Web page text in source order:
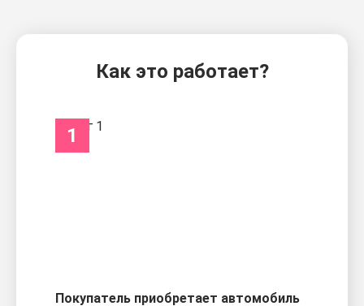
Как это работает?
1
Покупатель приобретает автомобиль